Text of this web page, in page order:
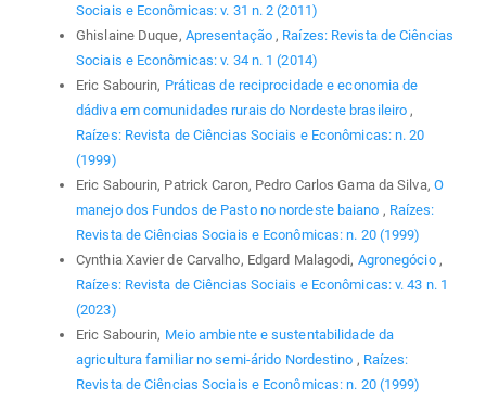
Sociais e Econômicas: v. 31 n. 2 (2011)
Ghislaine Duque, Apresentação , Raízes: Revista de Ciências
Sociais e Econômicas: v. 34 n. 1 (2014)
Eric Sabourin, Práticas de reciprocidade e economia de
dádiva em comunidades rurais do Nordeste brasileiro ,
Raízes: Revista de Ciências Sociais e Econômicas: n. 20
(1999)
Eric Sabourin, Patrick Caron, Pedro Carlos Gama da Silva, O
manejo dos Fundos de Pasto no nordeste baiano , Raízes:
Revista de Ciências Sociais e Econômicas: n. 20 (1999)
Cynthia Xavier de Carvalho, Edgard Malagodi, Agronegócio ,
Raízes: Revista de Ciências Sociais e Econômicas: v. 43 n. 1
(2023)
Eric Sabourin, Meio ambiente e sustentabilidade da
agricultura familiar no semi-árido Nordestino , Raízes:
Revista de Ciências Sociais e Econômicas: n. 20 (1999)